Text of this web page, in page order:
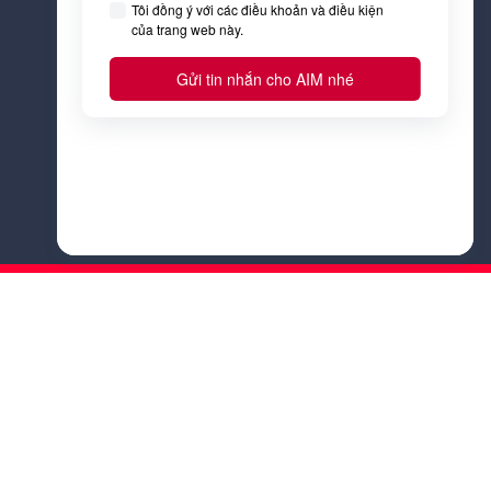
Tôi đồng ý với
Điều khoảnvàChính sách bảo
của AIM Academy.